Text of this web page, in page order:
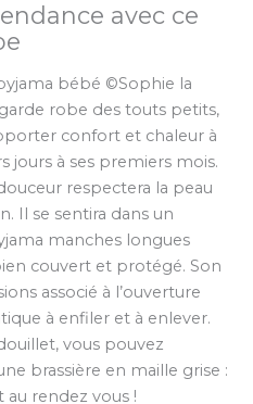
avec ce
bébé ©Sophie la
robe des touts petits,
confort et chaleur à
jours à ses premiers mois.
respectera la peau
Il se sentira dans un
manches longues
couvert et protégé. Son
associé à l’ouverture
à enfiler et à enlever.
vous pouvez
brassière en maille grise :
rendez vous !